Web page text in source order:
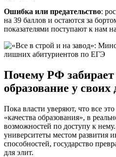
Ошибка или предательство:
на 39 баллов и остаются за
показателями поступают к нам
Почему РФ
образование у своих
Пока власти уверяют, что все
«качества образования», в
возможностей по доступу к
университеты местом развития
способностей, государство
для элит.